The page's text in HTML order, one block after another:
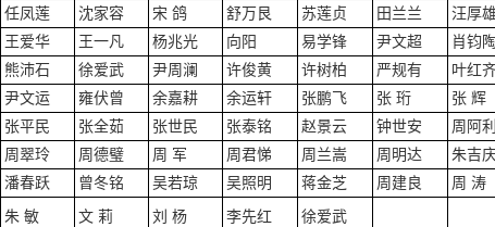
任凤莲 沈家容 宋 鸽 舒万艮 苏莲贞 田兰兰
汪厚
王爱华 王一凡 杨兆光 向阳 易学锋 尹文超
肖钧陶
熊沛石 徐爱武 尹周澜 许俊黄 许树柏 严规有
叶红
尹文运 雍伏曾 余嘉耕 余运轩 张鹏飞 张 珩
张 辉
张平民 张全茹 张世民 张泰铭 赵景云 钟世安
周阿利
周翠玲 周德璧 周 军 周君悌 周兰嵩 周明达
朱吉
潘春跃 曾冬铭 吴若琼 吴照明 蒋金芝 周建良
周 涛
朱 敏 文 莉 刘 杨 李先红 徐爱武